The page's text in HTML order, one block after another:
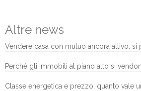
Altre news
Vendere casa con mutuo ancora attivo: si
Perché gli immobili al piano alto si
Classe energetica e prezzo: quanto vale